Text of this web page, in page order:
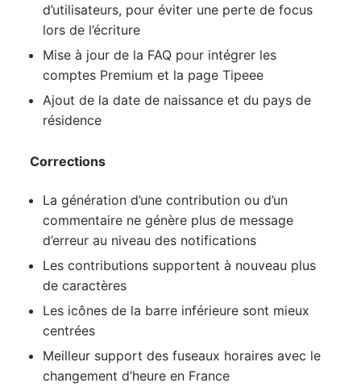
d’utilisateurs, pour éviter une perte de focus
lors de l’écriture
Mise à jour de la FAQ pour intégrer les
comptes Premium et la page Tipeee
Ajout de la date de naissance et du pays de
résidence
Corrections
La génération d’une contribution ou d’un
commentaire ne génère plus de message
d’erreur au niveau des notifications
Les contributions supportent à nouveau plus
de caractères
Les icônes de la barre inférieure sont mieux
centrées
Meilleur support des fuseaux horaires avec le
changement d’heure en France